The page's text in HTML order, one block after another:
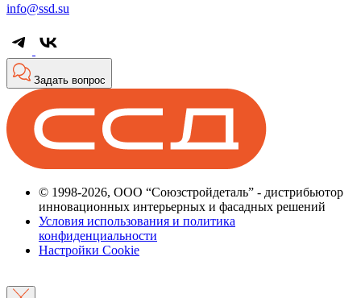
info@ssd.su
Задать вопрос
© 1998-2026, ООО “Союзстройдеталь” - дистрибьютор
инновационных интерьерных и фасадных решений
Условия использования и политика
конфиденциальности
Настройки Cookie